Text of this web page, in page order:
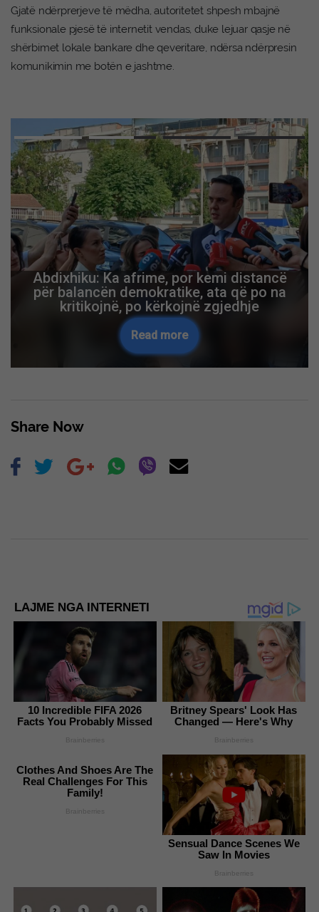
Gjatë ndërprerjeve të mëdha, autoritetet shpesh mbajnë
funksionale pjesë të internetit vendas, duke lejuar qasje në
shërbimet lokale bankare dhe qeveritare, ndërsa ndërpresin
komunikimin me botën e jashtme.
Abdixhiku: Ka afrime, por kemi distancë
për balancën demokratike, ata që po na
kritikojnë, po kërkojnë zgjedhje
Read more
Share Now
LAJME NGA INTERNETI
10 Incredible FIFA 2026
Facts You Probably Missed
Brainberries
Britney Spears' Look Has
Changed — Here's Why
Brainberries
Clothes And Shoes Are The
Real Challenges For This
Family!
Brainberries
Sensual Dance Scenes We
Saw In Movies
Brainberries